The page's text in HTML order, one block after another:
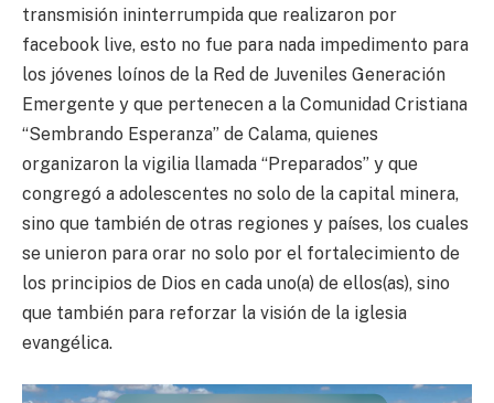
transmisión ininterrumpida que realizaron por
facebook live, esto no fue para nada impedimento para
los jóvenes loínos de la Red de Juveniles Generación
Emergente y que pertenecen a la Comunidad Cristiana
“Sembrando Esperanza” de Calama, quienes
organizaron la vigilia llamada “Preparados” y que
congregó a adolescentes no solo de la capital minera,
sino que también de otras regiones y países, los cuales
se unieron para orar no solo por el fortalecimiento de
los principios de Dios en cada uno(a) de ellos(as), sino
que también para reforzar la visión de la iglesia
evangélica.